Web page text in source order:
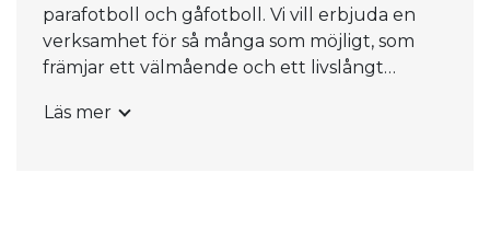
parafotboll och gåfotboll. Vi vill erbjuda en
verksamhet för så många som möjligt, som
främjar ett välmående och ett livslångt
Läs mer